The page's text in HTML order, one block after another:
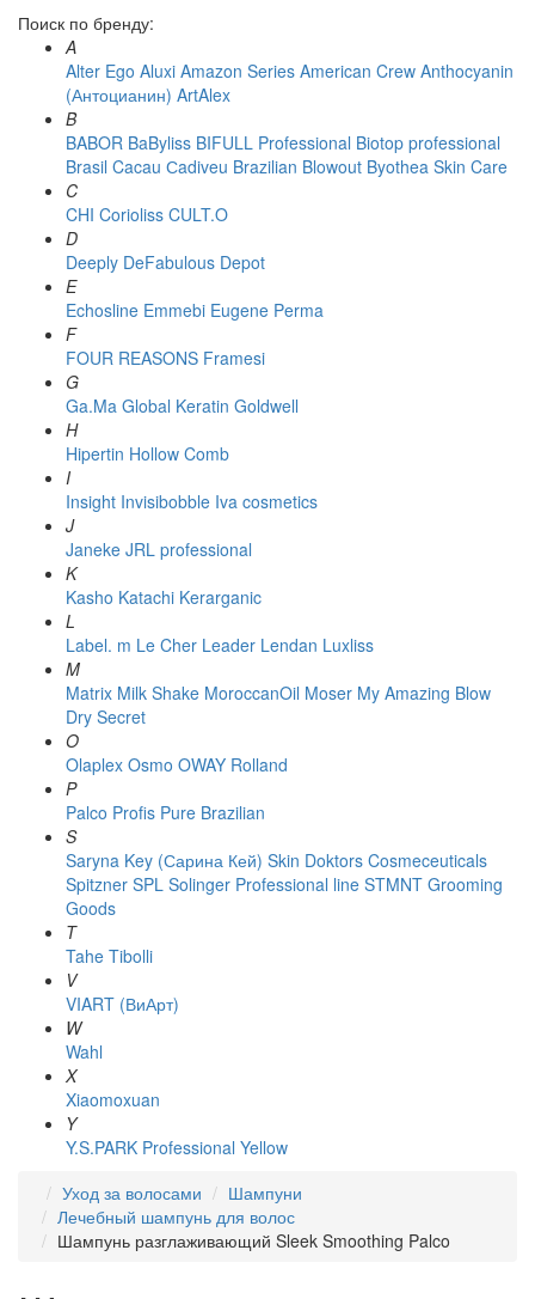
Поиск по бренду:
A
Alter Ego Aluxi Amazon Series American Crew Anthocyanin
(Антоцианин) ArtAlex
B
BABOR BaByliss BIFULL Professional Biotop professional
Brasil Cacau Сadiveu Brazilian Blowout Byothea Skin Care
C
CHI Corioliss CULT.O
D
Deeply DeFabulous Depot
E
Echosline Emmebi Eugene Perma
F
FOUR REASONS Framesi
G
Ga.Ma Global Keratin Goldwell
H
Hipertin Hollow Comb
I
Insight Invisibobble Iva cosmetics
J
Janeke JRL professional
K
Kasho Katachi Kerarganic
L
Label. m Le Cher Leader Lendan Luxliss
M
Matrix Milk Shake MoroccanOil Moser My Amazing Blow
Dry Secret
O
Olaplex Osmo OWAY Rolland
P
Palco Profis Pure Brazilian
S
Saryna Key (Сарина Кей) Skin Doktors Cosmeceuticals
Spitzner SPL Solinger Professional line STMNT Grooming
Goods
T
Tahe Tibolli
V
VIART (ВиАрт)
W
Wahl
X
Xiaomoxuan
Y
Y.S.PARK Professional Yellow
Уход за волосами
Шампуни
Лечебный шампунь для волос
Шампунь разглаживающий Sleek Smoothing Palco